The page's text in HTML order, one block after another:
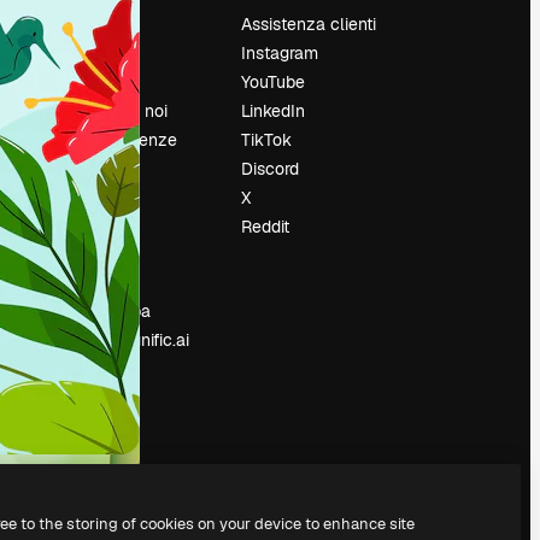
Prezzi
Chi siamo
Recensioni
Lavora con noi
Cerca tendenze
Blog
Eventi
Slidesgo
Vendi i tuoi
contenuti
Sala stampa
Cerchi magnific.ai
Assistenza clienti
Instagram
YouTube
LinkedIn
TikTok
Discord
X
Reddit
to the storing of cookies on your device to enhance site